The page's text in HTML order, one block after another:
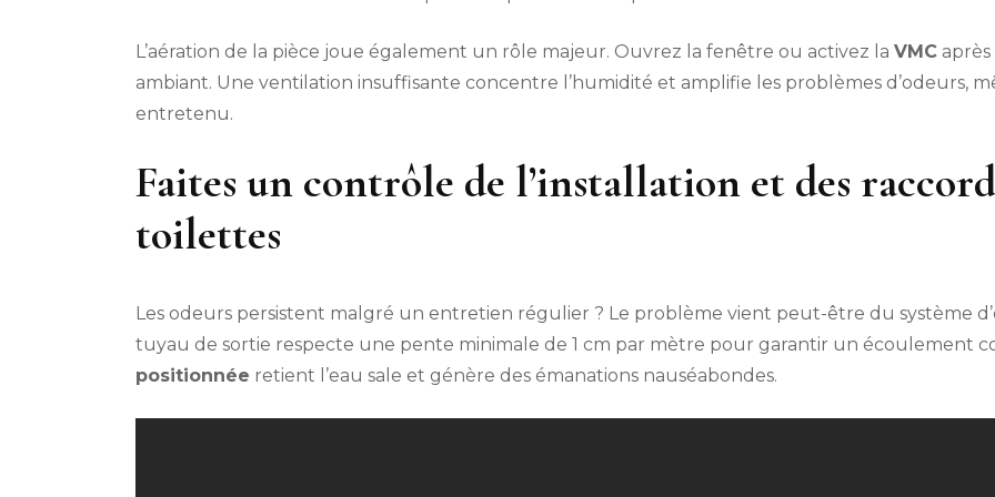
L’aération de la pièce joue également un rôle majeur. Ouvrez la fenêtre ou activez la VMC
ambiant. Une ventilation insuffisante concentre l’humidité et amplifie les problèmes d’odeurs,
entretenu.
Faites un contrôle de l’installation et des
toilettes
Les odeurs persistent malgré un entretien régulier ? Le problème vient peut-être du système
tuyau de sortie respecte une pente minimale de 1 cm par mètre pour garantir un écoulement
positionnée retient l’eau sale et génère des émanations nauséabondes.